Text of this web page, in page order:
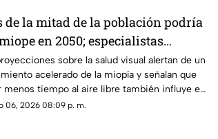
de la mitad de la población podría
en 2050; especialistas
las causas
sobre la salud visual alertan de un
acelerado de la miopía y señalan que
menos tiempo al aire libre también influye en
06, 2026 08:09 p. m.